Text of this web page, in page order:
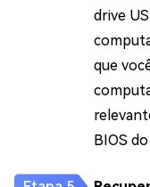
drive
que
BIOS